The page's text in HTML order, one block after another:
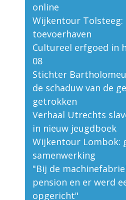
online
Wijkentour
toevoerhaven
Cultureel erfgoed in
08
Stichter
de schaduw van de
getrokken
Verhaal Utrechts
in nieuw jeugdboek
Wijkentour Lombok:
samenwerking
"Bij de
pension en er werd
opgericht"